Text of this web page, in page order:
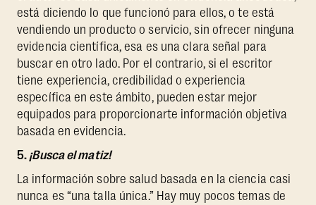
está diciendo lo que funcionó para ellos, o te está
vendiendo un producto o servicio, sin ofrecer ninguna
evidencia científica, esa es una clara señal para
buscar en otro lado. Por el contrario, si el escritor
tiene experiencia, credibilidad o experiencia
específica en este ámbito, pueden estar mejor
equipados para proporcionarte información objetiva
basada en evidencia.
5. ¡Busca el matiz!
La información sobre salud basada en la ciencia casi
nunca es “una talla única.” Hay muy pocos temas de